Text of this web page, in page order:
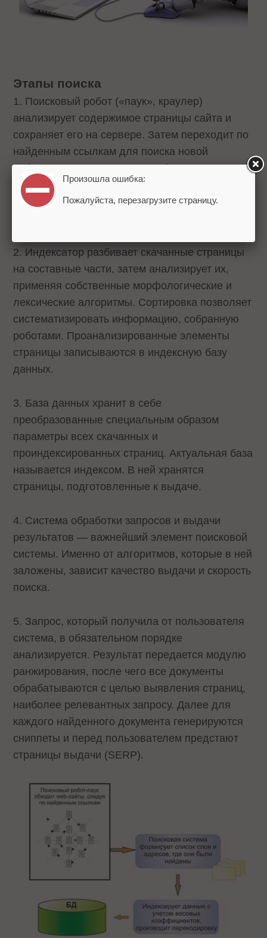
Этапы поиска
1. Поисковый робот («паук», краулер)
анализирует содержимое страницы сайта и
сохраняет его на сервере. Затем переходит по
найденным ссылкам для поиска новой
информации. На этом этапе образуется
большое количество необработанных и
непригодных для выдачи данных. Их
2. Индексатор разбивает скачанные страницы
на составные части, затем анализирует их,
применяя собственные морфологические и
лексические алгоритмы. Сортировка позволяет
систематизировать информацию, собранную
роботами. Проанализированные элементы
страницы записываются в индексную базу
данных.
3. База данных хранит в себе
преобразованные специальным образом
параметры всех скачанных и
проиндексированных страниц. Актуальная база
называется индексом. В ней хранятся
страницы, подготовленные к выдаче.
4. Система обработки запросов и выдачи
результатов — важнейший элемент поисковой
системы. Именно от алгоритмов, которые в ней
заложены, зависит качество выдачи и скорость
поиска.
5. Запрос, который получила от пользователя
система, в обязательном порядке
анализируется. Результат передается модулю
ранжирования, после чего все документы
обрабатываются с целью выявления страниц,
наиболее релевантных запросу. Далее для
каждого найденного документа генерируются
сниппеты и перед пользователем предстают
страницы выдачи (SERP).
Произошла ошибка:
Пожалуйста, перезагрузите страницу.